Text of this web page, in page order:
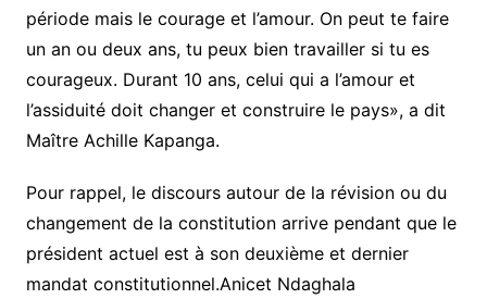
période mais le courage et l’amour. On peut te faire
un an ou deux ans, tu peux bien travailler si tu es
courageux. Durant 10 ans, celui qui a l’amour et
l’assiduité doit changer et construire le pays», a dit
Maître Achille Kapanga.
Pour rappel, le discours autour de la révision ou du
changement de la constitution arrive pendant que le
président actuel est à son deuxième et dernier
mandat constitutionnel.Anicet Ndaghala